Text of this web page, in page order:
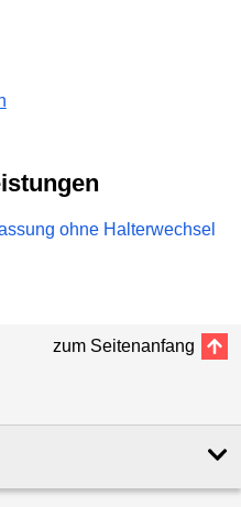
ohne Halterwechsel
zum Seitenanfang